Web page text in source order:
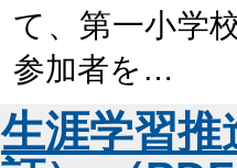
て、第一小学
参加者を…
生涯学習推